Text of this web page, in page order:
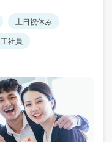
土日祝休み
正社員